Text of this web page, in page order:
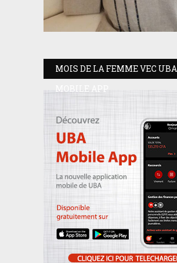
MOIS DE LA FEMME VEC UBA
MOBILE APP